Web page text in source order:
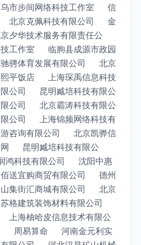
乌市步间网络科技工作室
信
北京克佩科技有限公司
金
夕华技术服务有限责任公
工作室
临朐县成源市政园
骋体育发展有限公司
北京
平饭店
上海琛禹信息科技
公司
昆明臧培科技有限公
公司
北京霸涛科技有限公
公司
上海锦频网络科技有
咨询有限公司
北京凯骅信
昆明臧培科技有限公
鸿科技有限公司
沈阳中惠
送宜购商贸有限公司
德州
集街汇商城有限公司
北京
格建筑装饰材料有限公司
上海柚哈皮信息技术有限公
周易算命
河南金元利实